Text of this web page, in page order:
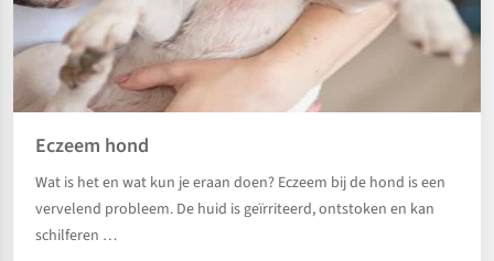
Eczeem hond
Wat is het en wat kun je eraan doen? Eczeem bij de hond is een
vervelend probleem. De huid is geïrriteerd, ontstoken en kan
schilferen …